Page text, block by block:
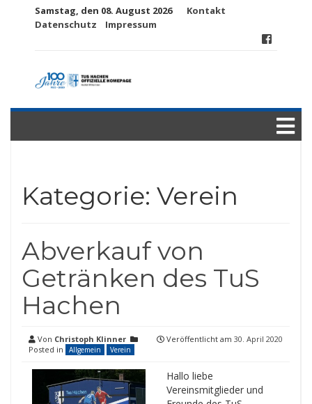
Samstag, den 08. August 2026
Kontakt
Datenschutz
Impressum
Kategorie: Verein
Abverkauf von
Getränken des TuS
Hachen
Von Christoph Klinner
Posted in
Allgemein Verein
Veröffentlicht am 30. April 2020
Hallo liebe
Vereinsmitglieder und